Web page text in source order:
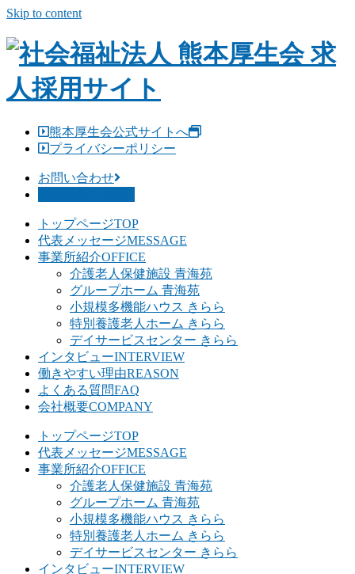
Skip to content
熊本厚生会公式サイトへ
プライバシーポリシー
お問い合わせ
トップページTOP
代表メッセージMESSAGE
事業所紹介OFFICE
介護老人保健施設 青海苑
グループホーム 青海苑
小規模多機能ハウス きらら
特別養護老人ホーム きらら
デイサービスセンター きらら
インタビューINTERVIEW
働きやすい理由REASON
よくある質問FAQ
会社概要COMPANY
トップページTOP
代表メッセージMESSAGE
事業所紹介OFFICE
介護老人保健施設 青海苑
グループホーム 青海苑
小規模多機能ハウス きらら
特別養護老人ホーム きらら
デイサービスセンター きらら
インタビューINTERVIEW